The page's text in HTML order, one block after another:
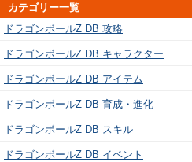
カテゴリー一覧
ドラゴンボールZ DB 攻略
ドラゴンボールZ DB キャラクター
ドラゴンボールZ DB アイテム
ドラゴンボールZ DB 育成・進化
ドラゴンボールZ DB スキル
ドラゴンボールZ DB イベント